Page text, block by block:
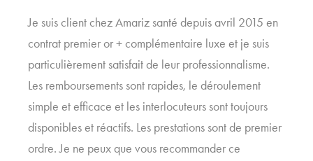
Je suis client chez Amariz santé depuis avril 2015 en
contrat premier or + complémentaire luxe et je suis
particulièrement satisfait de leur professionnalisme.
Les remboursements sont rapides, le déroulement
simple et efficace et les interlocuteurs sont toujours
disponibles et réactifs. Les prestations sont de premier
ordre. Je ne peux que vous recommander ce